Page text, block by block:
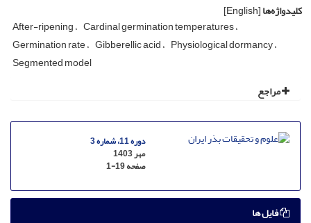
کلیدواژه‌ها[English]
After-ripening Cardinal germination temperatures
Germination rate Gibberellic acid Physiological dormancy
Segmented model
مراجع
دوره 11، شماره 3
مهر 1403
صفحه1-19
فایل ها